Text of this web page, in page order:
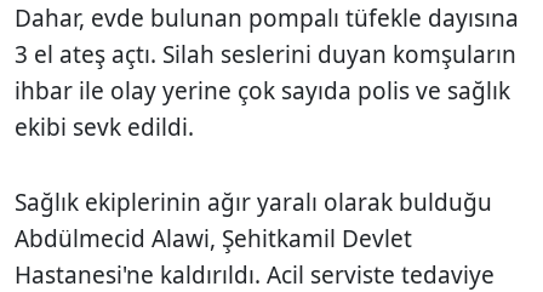
Dahar, evde bulunan pompalı tüfekle dayısına
3 el ateş açtı. Silah seslerini duyan komşuların
ihbar ile olay yerine çok sayıda polis ve sağlık
ekibi sevk edildi.
Sağlık ekiplerinin ağır yaralı olarak bulduğu
Abdülmecid Alawi, Şehitkamil Devlet
Hastanesi'ne kaldırıldı. Acil serviste tedaviye